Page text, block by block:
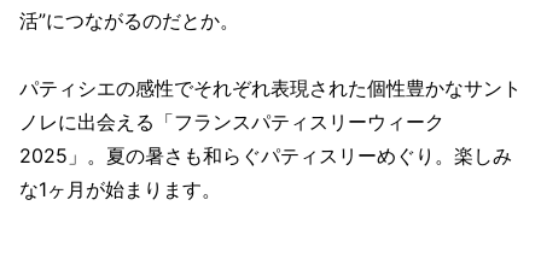
活”につながるのだとか。
パティシエの感性でそれぞれ表現された個性豊かなサント
ノレに出会える「フランスパティスリーウィーク
2025」。夏の暑さも和らぐパティスリーめぐり。楽しみ
な1ヶ月が始まります。